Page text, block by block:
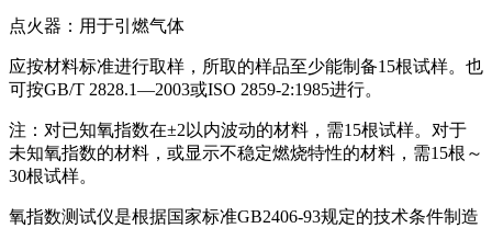
点火器：用于引燃气体
应按材料标准进行取样，所取的样品至少能制备15根试样。也
可按GB/T 2828.1—2003或ISO 2859-2:1985进行。
注：对已知氧指数在±2以内波动的材料，需15根试样。对于
未知氧指数的材料，或显示不稳定燃烧特性的材料，需15根～
30根试样。
氧指数测试仪是根据国家标准GB2406-93规定的技术条件制造